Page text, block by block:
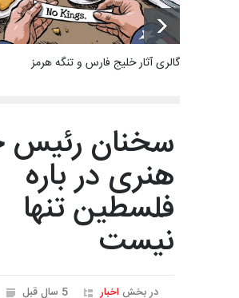
گالری آثار خلیج فارس و تنگه هرمز
سخنان رئیس
هنری در باره
فلسطین تنها
نیست
در بخش اخبار
5 سال قبل